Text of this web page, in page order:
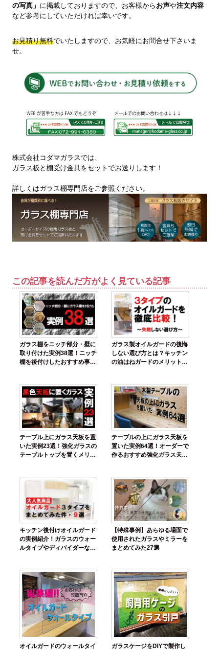
の写真」 に掲載しておりますので、お客様からお声や注文内容
など参考にしていただければ幸いです。
お見積り無料でいたしますので、お気軽にお問合せ下さいま
せ。
株式会社コダマガラスでは、
ガラス板と棚受け金具をセットでお送りします！
詳しくはガラス棚専門店をご参照ください。
この記事を読んだ方がよく見ている記事
ガラス棚をニッチ部分・壁に
取り付けた実例38選！ニッチ
棚を後付けしたおすすめ事例
ガラス製オイルガードの後悔
しない選び方とは？キッチン
の油はねガードのメリットと
テーブル上にガラス天板を置
いた実例23選！強化ガラスの
テーブルトップを置くメリッ
テーブルの上にガラス天板を
置いた実例64選！オーダーで
作るおすすめ強化ガラス天板
キッチン後付けオイルガード
の実例紹介！ガラスのウォー
ルタイプやディバイダーなど
【特殊事例】あらゆる場面で
使用されたガラスやミラーを
まとめてみた27選
オイルガードのウォールタイ
ガラスケージをDIYで製作し